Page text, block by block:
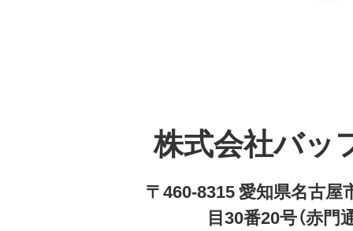
株式会社バッ
〒460-8315 愛知県名古屋
目30番20号（赤門